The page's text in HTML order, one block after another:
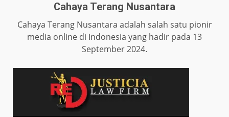
Cahaya Terang Nusantara
Cahaya Terang Nusantara adalah salah satu pionir
media online di Indonesia yang hadir pada 13
September 2024.